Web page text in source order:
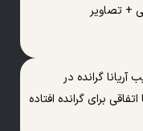
گرانده در
برای گرانده افتاده